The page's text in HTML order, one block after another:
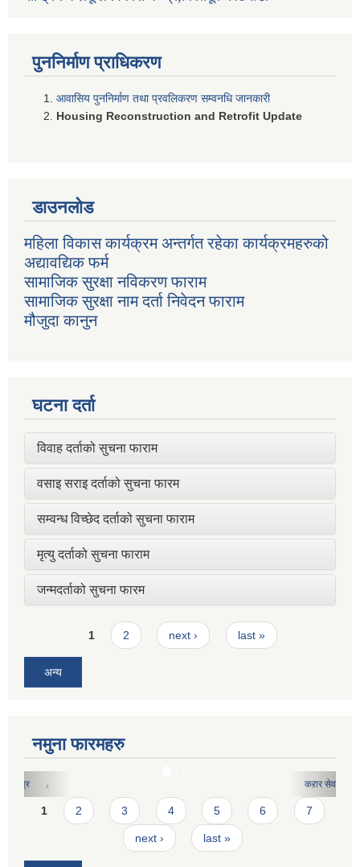
पुननिर्माण प्राधिकरण
आवासिय पुननिर्माण तथा प्रवलिकरण सम्वनधि जानकारी
Housing Reconstruction and Retrofit Update
डाउनलोड
महिला विकास कार्यक्रम अन्तर्गत रहेका कार्यक्रमहरुको
अद्यावद्यिक फर्म
सामाजिक सुरक्षा नविकरण फाराम
सामाजिक सुरक्षा नाम दर्ता निवेदन फाराम
मौजुदा कानुन
घटना दर्ता
विवाह दर्ताको सुचना फाराम
वसाइ सराइ दर्ताको सुचना फारम
सम्वन्ध विच्छेद दर्ताको सुचना फाराम
मृत्यु दर्ताको सुचना फाराम
जन्मदर्ताको सुचना फारम
Pages1 2 next › last »
अन्य
नमुना फारमहरु
करार सेवाको लागि दरखास्त फारमः
Pages
1 2 3 4 5 6 7
next › last »